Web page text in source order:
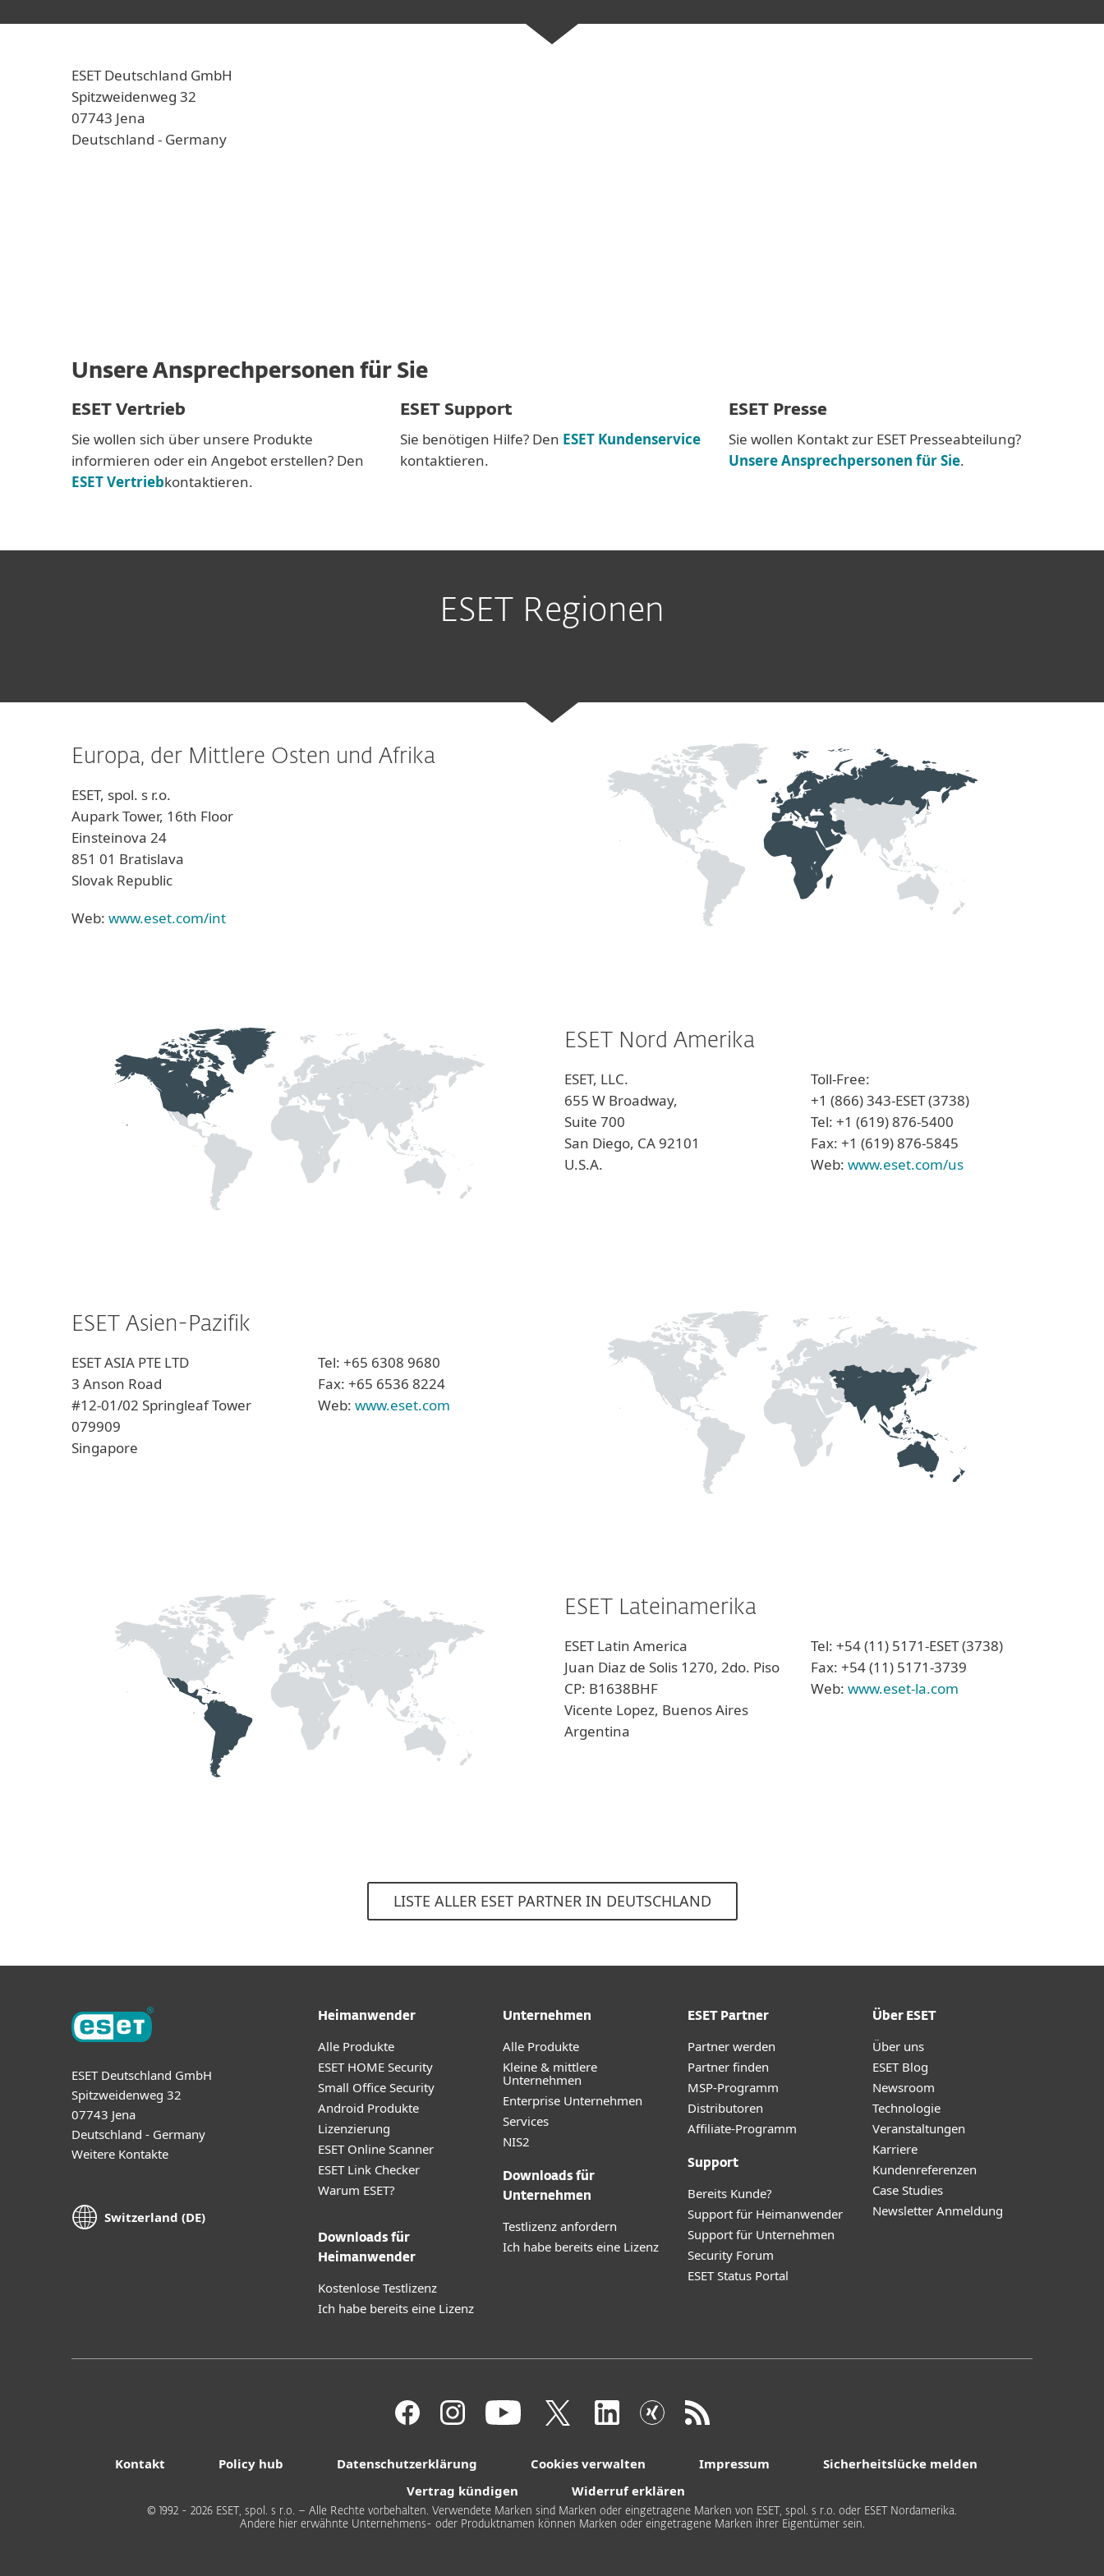
ESET Deutschland GmbH
Spitzweidenweg 32
07743 Jena
Deutschland - Germany
Unsere Ansprechpersonen für Sie
ESET Vertrieb
Sie wollen sich über unsere Produkte
informieren oder ein Angebot erstellen? Den
ESET Vertriebkontaktieren.
ESET Support
Sie benötigen Hilfe? Den ESET Kundenservice
kontaktieren.
ESET Presse
Sie wollen Kontakt zur ESET Presseabteilung?
Unsere Ansprechpersonen für Sie.
ESET Regionen
Europa, der Mittlere Osten und Afrika
ESET, spol. s r.o.
Aupark Tower, 16th Floor
Einsteinova 24
851 01 Bratislava
Slovak Republic
Web: www.eset.com/int
ESET Nord Amerika
ESET, LLC.
655 W Broadway,
Suite 700
San Diego, CA 92101
U.S.A.
Toll-Free:
+1 (866) 343-ESET (3738)
Tel: +1 (619) 876-5400
Fax: +1 (619) 876-5845
Web: www.eset.com/us
ESET Asien-Pazifik
ESET ASIA PTE LTD
3 Anson Road
#12-01/02 Springleaf Tower
079909
Singapore
Tel: +65 6308 9680
Fax: +65 6536 8224
Web: www.eset.com
ESET Lateinamerika
ESET Latin America
Juan Diaz de Solis 1270, 2do. Piso
CP: B1638BHF
Vicente Lopez, Buenos Aires
Argentina
Tel: +54 (11) 5171-ESET (3738)
Fax: +54 (11) 5171-3739
Web: www.eset-la.com
LISTE ALLER ESET PARTNER IN DEUTSCHLAND
ESET Deutschland GmbH
Spitzweidenweg 32
07743 Jena
Deutschland - Germany
Weitere Kontakte
Switzerland (DE)
Heimanwender
Alle Produkte
ESET HOME Security
Small Office Security
Android Produkte
Lizenzierung
ESET Online Scanner
ESET Link Checker
Warum ESET?
Downloads für
Heimanwender
Kostenlose Testlizenz
Ich habe bereits eine Lizenz
Unternehmen
Alle Produkte
Kleine & mittlere
Unternehmen
Enterprise Unternehmen
Services
NIS2
Downloads für
Unternehmen
Testlizenz anfordern
Ich habe bereits eine Lizenz
ESET Partner
Partner werden
Partner finden
MSP-Programm
Distributoren
Affiliate-Programm
Support
Bereits Kunde?
Support für Heimanwender
Support für Unternehmen
Security Forum
ESET Status Portal
Über ESET
Über uns
ESET Blog
Newsroom
Technologie
Veranstaltungen
Karriere
Kundenreferenzen
Case Studies
Newsletter Anmeldung
Kontakt Policy hub Datenschutzerklärung Cookies verwalten Impressum
Sicherheitslücke melden
Vertrag kündigen
Widerruf erklären
© 1992 - 2026 ESET, spol. s r.o. – Alle Rechte vorbehalten. Verwendete Marken sind Marken oder eingetragene Marken von ESET, spol. s r.o. oder ESET Nordamerika.
Andere hier erwähnte Unternehmens- oder Produktnamen können Marken oder eingetragene Marken ihrer Eigentümer sein.